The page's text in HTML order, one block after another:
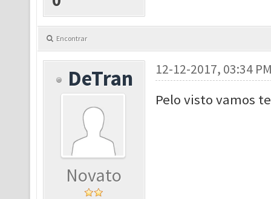
Encontrar
DeTran
Novato
12-12-2017, 03:34
Pelo visto vamos